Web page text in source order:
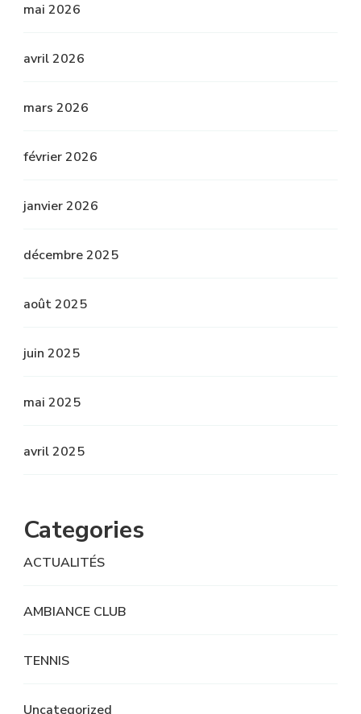
mai 2026
avril 2026
mars 2026
février 2026
janvier 2026
décembre 2025
août 2025
juin 2025
mai 2025
avril 2025
Categories
ACTUALITÉS
AMBIANCE CLUB
TENNIS
Uncategorized